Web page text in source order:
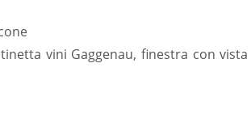
vini Gaggenau, finestra con vista